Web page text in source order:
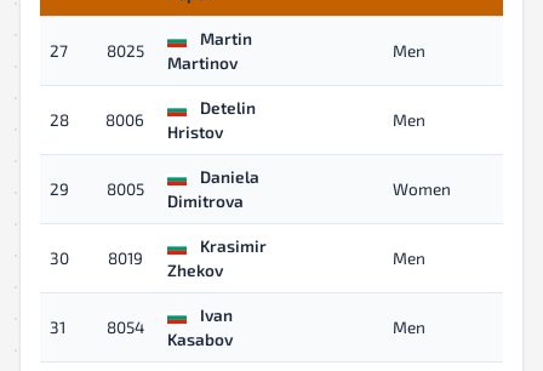
27 8025
Martin
Martinov
Men
28 8006
Detelin
Hristov
Men
29 8005
Daniela
Dimitrova
Women
30 8019
Krasimir
Zhekov
Men
31 8054
Ivan
Kasabov
Men